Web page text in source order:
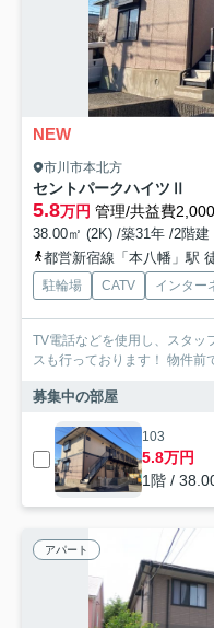
NEW
市川市本北方
セントパークハイツⅡ
5.8万円 管理/共益費
38.00㎡ (2K) /築31年 /2階建
都営新宿線「本八幡」駅
駐輪場 CATV インター
TV電話などを使用し、スタッ
スも行っております！ 物件前
募集中の部屋
103
5.8万円
1階 /
アパート